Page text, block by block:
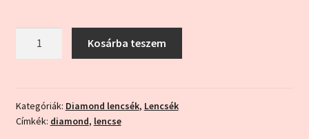
Kosárba teszem
Kategóriák: Diamond lencsék, Lencsék
Címkék: diamond, lencse